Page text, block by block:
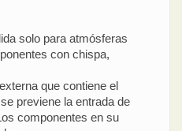
solo para atmósferas
con chispa,
que contiene el
previene la entrada de
componentes en su